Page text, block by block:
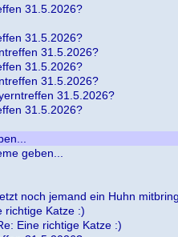
31.5.2026?
31.5.2026?
31.5.2026?
31.5.2026?
31.5.2026?
31.5.2026?
31.5.2026?
geben...
noch jemand ein Huhn
richtige Katze :)
Eine richtige Katze :)